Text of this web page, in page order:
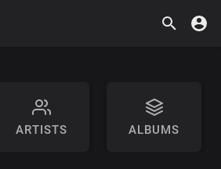
ARTISTS ALBUMS